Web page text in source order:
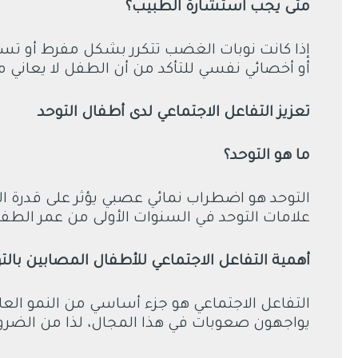
متى يجب استشارة الطبيب؟
إذا كانت نوبات الغضب تتكرر بشكل مفرط أو
أو أخصائي نفسي للتأكد من أن الطفل لا
تعزيز التفاعل الاجتماعي لدى أطفال التوحد
ما هو التوحد؟
التوحد هو اضطراب نمائي عصبي يؤثر على
علامات التوحد في السنوات الأولى من عمر
أهمية التفاعل الاجتماعي للأطفال المصابين
التفاعل الاجتماعي هو جزء أساسي من النمو
يواجهون صعوبات في هذا المجال، لذا من